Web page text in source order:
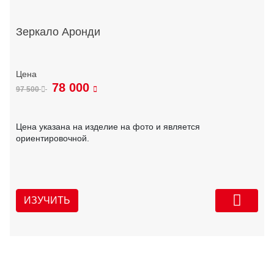
Зеркало Аронди
97 500 78 000
Цена указана на изделие на фото и является
ориентировочной.
ИЗУЧИТЬ